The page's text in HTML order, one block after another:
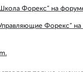
Форекс” на
Форекс”